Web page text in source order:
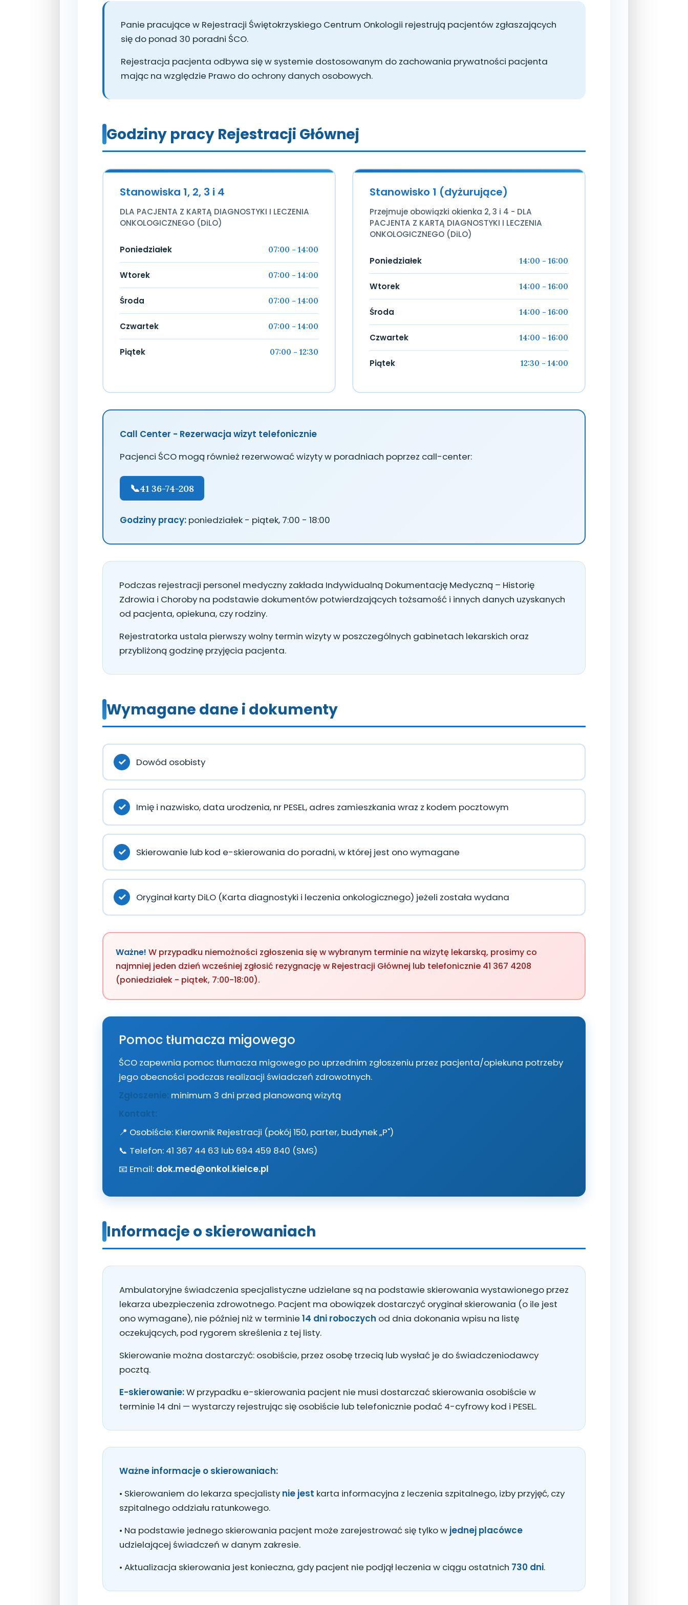
Panie pracujące w Rejestracji Świętokrzyskiego Centrum Onkologii rejestrują pacjentów zgłaszających
się do ponad 30 poradni ŚCO.
Rejestracja pacjenta odbywa się w systemie dostosowanym do zachowania prywatności pacjenta
mając na względzie Prawo do ochrony danych osobowych.
Godziny pracy Rejestracji Głównej
Stanowiska 1, 2, 3 i 4
DLA PACJENTA Z KARTĄ DIAGNOSTYKI I LECZENIA
ONKOLOGICZNEGO (DiLO)
Poniedziałek 07:00 - 14:00
Wtorek 07:00 - 14:00
Środa 07:00 - 14:00
Czwartek 07:00 - 14:00
Piątek 07:00 - 12:30
Stanowisko 1 (dyżurujące)
Przejmuje obowiązki okienka 2, 3 i 4 - DLA
PACJENTA Z KARTĄ DIAGNOSTYKI I LECZENIA
ONKOLOGICZNEGO (DiLO)
Poniedziałek 14:00 - 16:00
Wtorek 14:00 - 16:00
Środa 14:00 - 16:00
Czwartek 14:00 - 16:00
Piątek 12:30 - 14:00
Call Center - Rezerwacja wizyt telefonicznie
Pacjenci ŚCO mogą również rezerwować wizyty w poradniach poprzez call-center:
41 36-74-208
Godziny pracy: poniedziałek - piątek, 7:00 - 18:00
Podczas rejestracji personel medyczny zakłada Indywidualną Dokumentację Medyczną – Historię
Zdrowia i Choroby na podstawie dokumentów potwierdzających tożsamość i innych danych uzyskanych
od pacjenta, opiekuna, czy rodziny.
Rejestratorka ustala pierwszy wolny termin wizyty w poszczególnych gabinetach lekarskich oraz
przybliżoną godzinę przyjęcia pacjenta.
Wymagane dane i dokumenty
Dowód osobisty
Imię i nazwisko, data urodzenia, nr PESEL, adres zamieszkania wraz z kodem pocztowym
Skierowanie lub kod e-skierowania do poradni, w której jest ono wymagane
Oryginał karty DiLO (Karta diagnostyki i leczenia onkologicznego) jeżeli została wydana
Ważne! W przypadku niemożności zgłoszenia się w wybranym terminie na wizytę lekarską, prosimy co
najmniej jeden dzień wcześniej zgłosić rezygnację w Rejestracji Głównej lub telefonicznie 41 367 4208
(poniedziałek - piątek, 7:00-18:00).
Pomoc tłumacza migowego
ŚCO zapewnia pomoc tłumacza migowego po uprzednim zgłoszeniu przez pacjenta/opiekuna potrzeby
jego obecności podczas realizacji świadczeń zdrowotnych.
Zgłoszenie: minimum 3 dni przed planowaną wizytą
Kontakt:
📍 Osobiście: Kierownik Rejestracji (pokój 150, parter, budynek „P")
📞 Telefon: 41 367 44 63 lub 694 459 840 (SMS)
📧 Email: dok.med@onkol.kielce.pl
Informacje o skierowaniach
Ambulatoryjne świadczenia specjalistyczne udzielane są na podstawie skierowania wystawionego przez
lekarza ubezpieczenia zdrowotnego. Pacjent ma obowiązek dostarczyć oryginał skierowania (o ile jest
ono wymagane), nie później niż w terminie 14 dni roboczych od dnia dokonania wpisu na listę
oczekujących, pod rygorem skreślenia z tej listy.
Skierowanie można dostarczyć: osobiście, przez osobę trzecią lub wysłać je do świadczeniodawcy
pocztą.
E-skierowanie:W przypadku e-skierowania pacjent nie musi dostarczać skierowania osobiście w
terminie 14 dni — wystarczy rejestrując się osobiście lub telefonicznie podać 4-cyfrowy kod i PESEL.
Ważne informacje o skierowaniach:
• Skierowaniem do lekarza specjalisty nie jest karta informacyjna z leczenia szpitalnego, izby przyjęć, czy
szpitalnego oddziału ratunkowego.
• Na podstawie jednego skierowania pacjent może zarejestrować się tylko w jednej placówce
udzielającej świadczeń w danym zakresie.
• Aktualizacja skierowania jest konieczna, gdy pacjent nie podjął leczenia w ciągu ostatnich 730 dni.